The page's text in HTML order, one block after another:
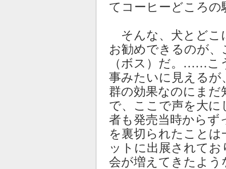
てコーヒーどころの
そんな、犬とどこ
お勧めできるのが
（ボス）だ。……こ
事みたいに見えるが
群の効果なのにま
で、ここで声を大
者も発売当時からず
を裏切られたこと
ットに出展されて
会が増えてきたよ